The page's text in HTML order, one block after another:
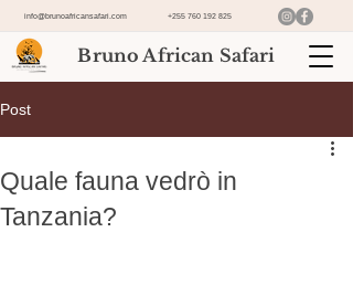
info@brunoafricansafari.com +255 760 192 825
Bruno African Safari
Post
Quale fauna vedrò in
Tanzania?